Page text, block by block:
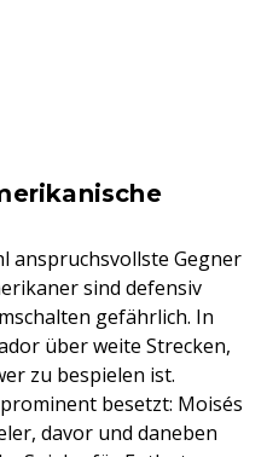
anspruchsvollste Gegner
sind defensiv
gefährlich. In
über weite Strecken,
zu bespielen ist.
besetzt: Moisés
davor und daneben